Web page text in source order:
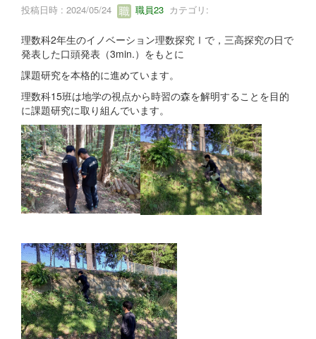
投稿日時 : 2024/05/24 職員23 カテゴリ:
理数科2年生のイノベーション理数探究Ⅰで，三高探究の日で
発表した口頭発表（3min.）をもとに
課題研究を本格的に進めています。
理数科15班は地学の視点から時習の森を解明することを目的
に課題研究に取り組んでいます。